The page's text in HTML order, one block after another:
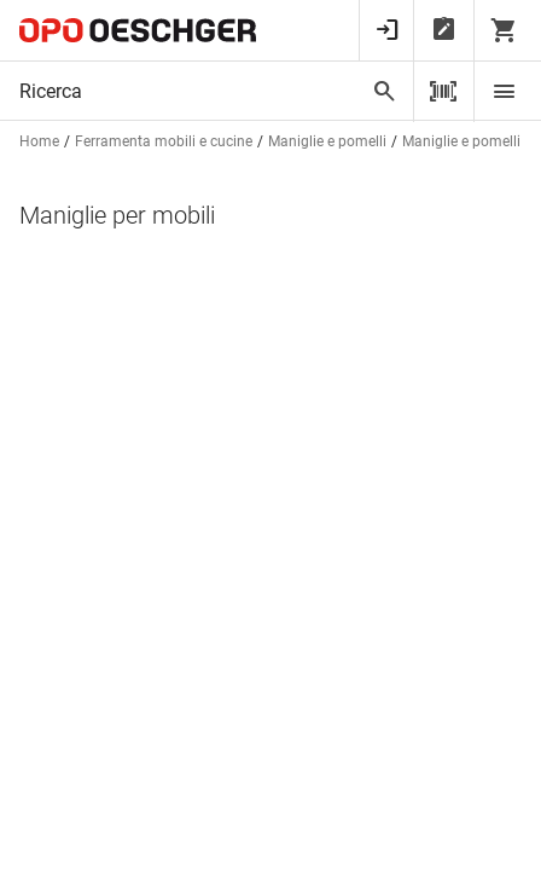
Home Ferramenta mobili e cucine Maniglie e pomelli Maniglie e pomelli
Maniglie per mobili